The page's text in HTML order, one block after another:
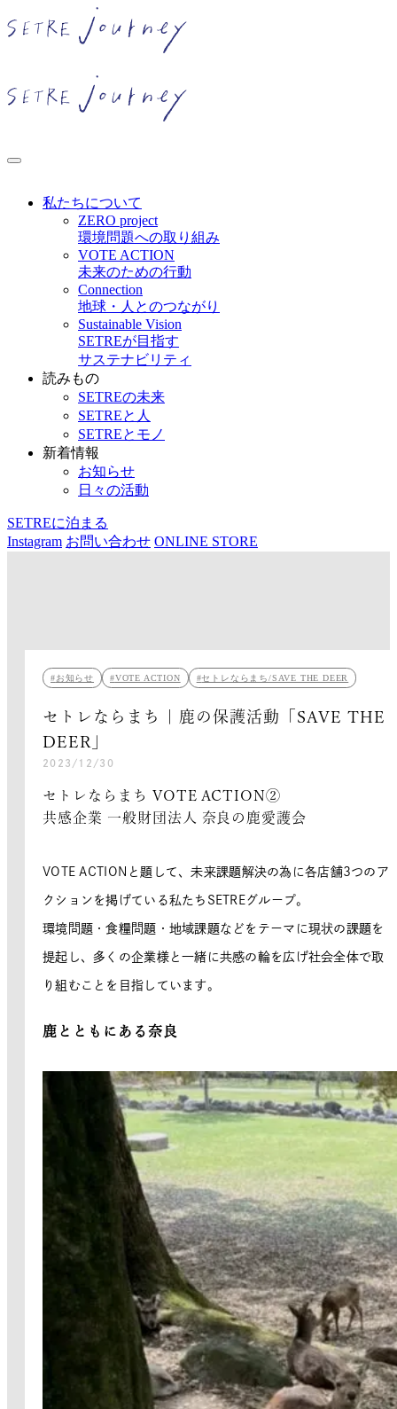
私たちについて
ZERO project
環境問題への取り組み
VOTE ACTION
未来のための行動
Connection
地球・人とのつながり
Sustainable Vision
SETREが目指す
サステナビリティ
読みもの
SETREの未来
SETREと人
SETREとモノ
新着情報
お知らせ
日々の活動
SETREに泊まる
Instagram お問い合わせ ONLINE STORE
お知らせ VOTE ACTION セトレならまち/SAVE THE DEER
セトレならまち | 鹿の保護活動「SAVE THE
DEER」
2023/12/30
セトレならまち VOTE ACTION②
共感企業 一般財団法人 奈良の鹿愛護会
VOTE ACTIONと題して、未来課題解決の為に各店舗3つのア
クションを掲げている私たちSETREグループ。
環境問題・食糧問題・地域課題などをテーマに現状の課題を
提起し、多くの企業様と一緒に共感の輪を広げ社会全体で取
り組むことを目指しています。
鹿とともにある奈良